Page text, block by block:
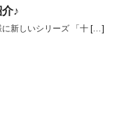
♪
新しいシリーズ 「十 […]